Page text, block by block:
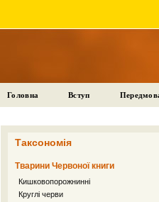
Головна Вступ
Таксономія
Тварини Червоної книги
Кишковопорожнинні
Круглі черви